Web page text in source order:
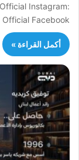
Instagram:
Facebook:…
أكمل القراءة »